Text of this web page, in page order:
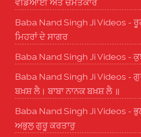
Baba Nand Singh Ji Videos -
ਮਿਹਰਾਂ ਦੇ ਸਾਗਰ
Baba Nand Singh Ji Videos -
Baba Nand Singh Ji Videos -
ਬਖ਼ਸ਼ ਲੈ। ਬਾਬਾ ਨਾਨਕ ਬਖ਼ਸ਼ ਲੈ ॥
Baba Nand Singh Ji Videos -
ਅਭੁਲੁ ਗੁਰੂ ਕਰਤਾਰੁ